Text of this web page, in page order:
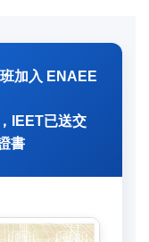
加入 ENAEE
IEET已送交
書